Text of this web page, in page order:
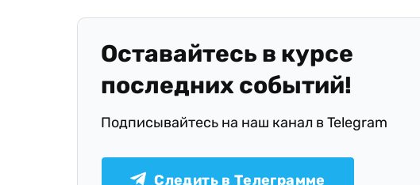
Оставайтесь в курсе
последних событий!
Подписывайтесь на наш канал в Telegram
Следить в Телеграмме